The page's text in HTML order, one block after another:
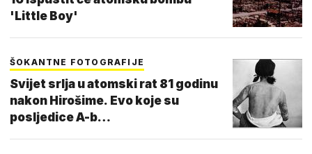
'Little Boy'
ŠOKANTNE FOTOGRAFIJE
Svijet srlja u atomski rat 81 godinu
nakon Hirošime. Evo koje su
posljedice A-b…